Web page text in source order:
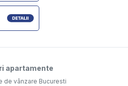
apartamente
de vânzare Bucuresti